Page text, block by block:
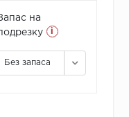
на
i
Без запаса